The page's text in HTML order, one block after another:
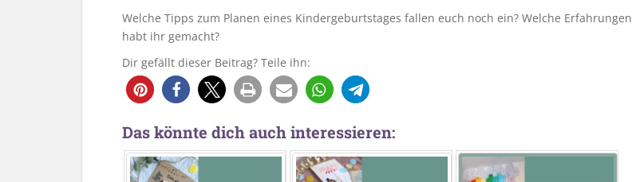
Welche Tipps zum Planen eines Kindergeburtstages fallen euch noch ein? Welche Erfahrungen
habt ihr gemacht?
Dir gefällt dieser Beitrag? Teile ihn:
7
Das könnte dich auch interessieren: